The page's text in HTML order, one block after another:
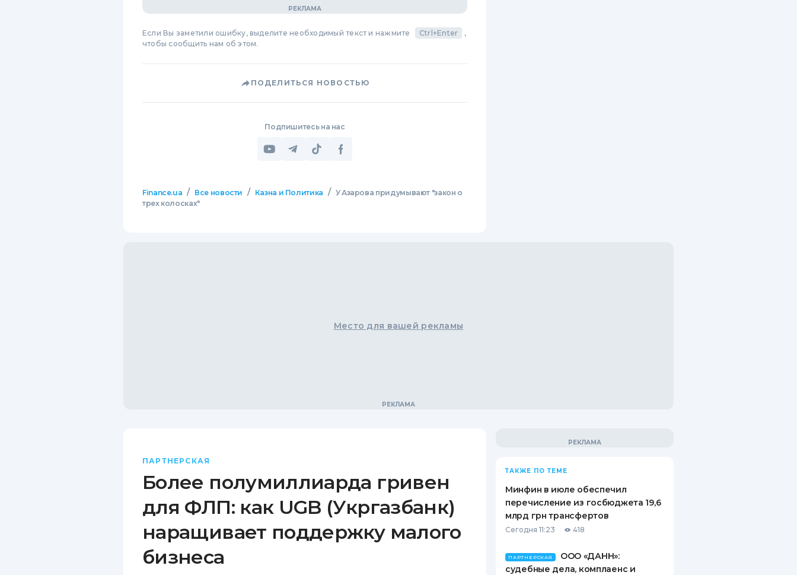
Если Вы заметили ошибку, выделите необходимый текст и нажмите Ctrl+Enter
,
чтобы сообщить нам об этом.
ПОДЕЛИТЬСЯ НОВОСТЬЮ
Подпишитесь на нас
Finance.ua / Все новости / Казна и Политика / У Азарова придумывают "закон о
трех колосках"
Место для вашей рекламы
ПАРТНЕРСКАЯ
Более полумиллиарда гривен
для ФЛП: как UGB (Укргазбанк)
наращивает поддержку малого
бизнеса
ТАКЖЕ ПО ТЕМЕ
Минфин в июле обеспечил
перечисление из госбюджета 19,6
млрд грн трансфертов
Сегодня 11:23 418
ПАРТНЕРСКАЯ
ООО «ДАНН»:
судебные дела, комплаенс и